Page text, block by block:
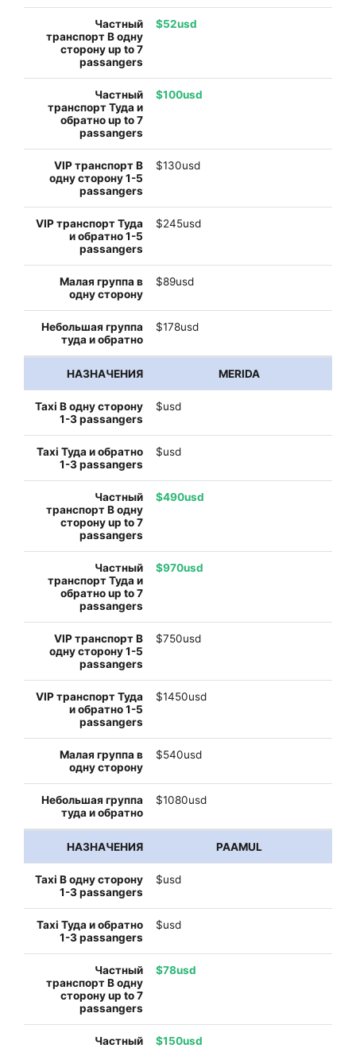
$52usd
$100usd
$130usd
$245usd
$89usd
$178usd
MERIDA
$usd
$usd
$490usd
$970usd
$750usd
$1450usd
$540usd
$1080usd
PAAMUL
$usd
$usd
$78usd
$150usd